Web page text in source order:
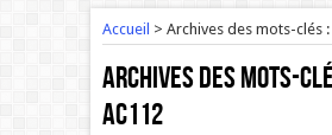
Accueil > Archives des mots-clés :
Archives des mots-
AC112